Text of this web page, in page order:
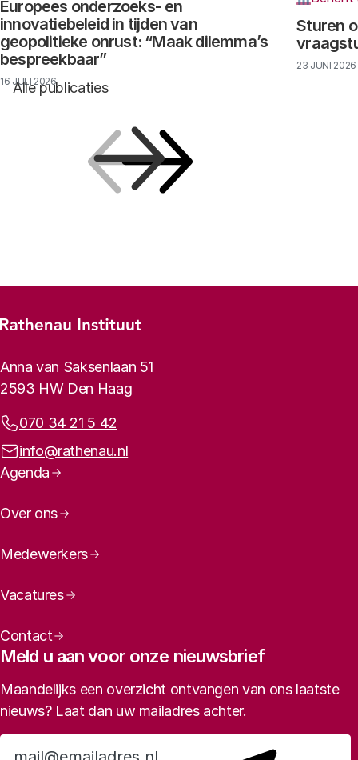
Alle publicaties
Europees onderzoeks- en
innovatiebeleid in tijden van
geopolitieke onrust: “Maak dilemma’s
bespreekbaar”
16 JULI 2026
Sturen
23 JUNI 2026
Footer-menu
Rathenau logo, naar de homepage
Contactinformatie
Anna van Saksenlaan 51
2593 HW Den Haag
Telefoonnummer:
070 34 21 5 42
E-mailadres:
info@rathenau.nl
Paginanavigatie
Agenda
Over ons
Medewerkers
Vacatures
Contact
Meld u aan voor onze nieuwsbrief
Maandelijks een overzicht ontvangen van ons laatste
nieuws? Laat dan uw mailadres achter.
Aanmelden